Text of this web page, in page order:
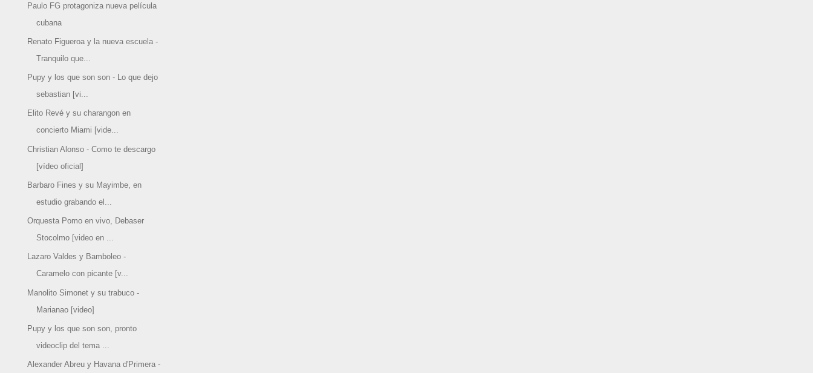
Paulo FG protagoniza nueva película
cubana
Renato Figueroa y la nueva escuela -
Tranquilo que...
Pupy y los que son son - Lo que dejo
sebastian [vi...
Elito Revé y su charangon en
concierto Miami [vide...
Christian Alonso - Como te descargo
[vídeo oficial]
Barbaro Fines y su Mayimbe, en
estudio grabando el...
Orquesta Pomo en vivo, Debaser
Stocolmo [video en ...
Lazaro Valdes y Bamboleo -
Caramelo con picante [v...
Manolito Simonet y su trabuco -
Marianao [video]
Pupy y los que son son, pronto
videoclip del tema ...
Alexander Abreu y Havana d'Primera -